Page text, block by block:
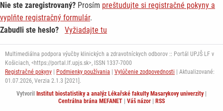
Nie ste zaregistrovaný? Prosím preštudujte si registračné pokyny a
vyplňte registračný formulár.
Zabudli ste heslo?
Vyžiadajte tu
Multimediálna podpora výučby klinických a zdravotníckych odborov :: Portál UPJŠ LF v
Košiciach, <https://portal.lf.upjs.sk>, ISSN 1337-7000
Registračné pokyny
Podmienky používania Vylúčenie zodpovednosti | Aktualizované:
01.07.2026, Verzia 2.1.3 [2021].
Vytvoril
Institut biostatistiky a analýz Lékařské fakulty Masarykovy univerzity|
Centrálna brána MEFANET
Váš názor RSS